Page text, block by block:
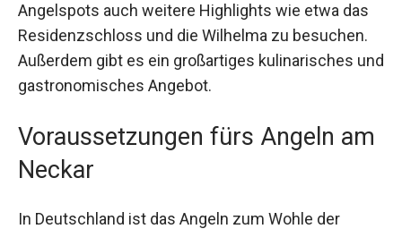
Angelspots auch weitere Highlights wie etwa das
Residenzschloss und die Wilhelma zu besuchen.
Außerdem gibt es ein großartiges kulinarisches und
gastronomisches Angebot.
Voraussetzungen fürs Angeln am
Neckar
In Deutschland ist das Angeln zum Wohle der